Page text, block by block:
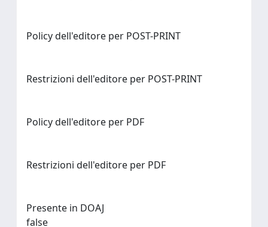
Policy dell'editore per POST-PRINT
Restrizioni dell'editore per POST-PRINT
Policy dell'editore per PDF
Restrizioni dell'editore per PDF
Presente in DOAJ